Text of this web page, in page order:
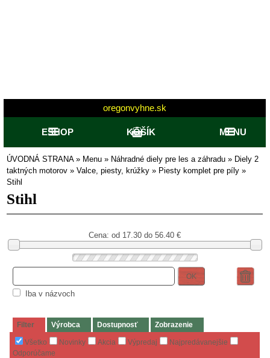
oregonvyhne.sk
ESHOP KOŠÍK MENU
ÚVODNÁ STRANA» Menu » Náhradné diely pre les a záhradu » Diely 2
taktných motorov » Valce, piesty, krúžky » Piesty komplet pre píly »
Stihl
Stihl
Cena: od 17.30 do 56.40€
OK
Iba v názvoch
Filter Výrobca Dostupnosť Zobrazenie
Všetko Novinky Akcia Výpredaj
Najpredávanejšie
Odporúčame